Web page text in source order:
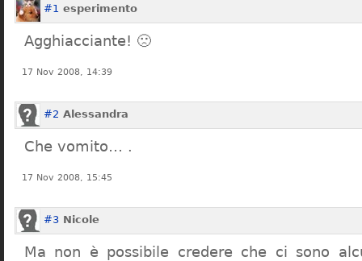
#1 esperimento
Agghiacciante! 🙁
17 Nov 2008, 14:39
#2 Alessandra
Che vomito… .
17 Nov 2008, 15:45
#3 Nicole
Ma non è possibile credere che ci sono